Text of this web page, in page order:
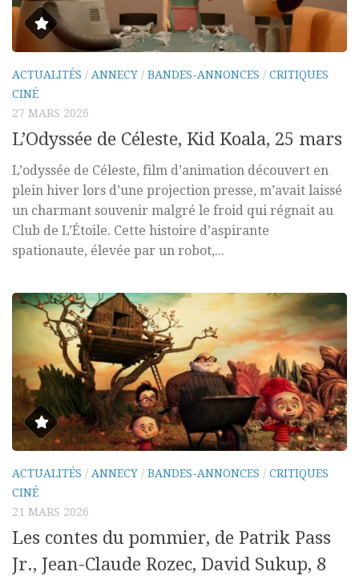
ACTUALITÉS / ANNECY / BANDES-ANNONCES / CRITIQUES
CINÉ
27 MARS 2026
L’Odyssée de Céleste, Kid Koala, 25 mars
L’odyssée de Céleste, film d’animation découvert en
plein hiver lors d’une projection presse, m’avait laissé
un charmant souvenir malgré le froid qui régnait au
Club de L’Étoile. Cette histoire d’aspirante
spationaute, élevée par un robot,...
ACTUALITÉS / ANNECY / BANDES-ANNONCES / CRITIQUES
CINÉ
21 MARS 2026
Les contes du pommier, de Patrik Pass
Jr., Jean-Claude Rozec, David Sukup, 8